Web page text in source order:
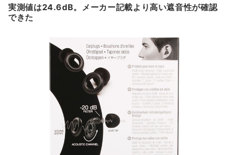
実測値は24.6dB。メーカー記載より高い遮音性が確認
できた